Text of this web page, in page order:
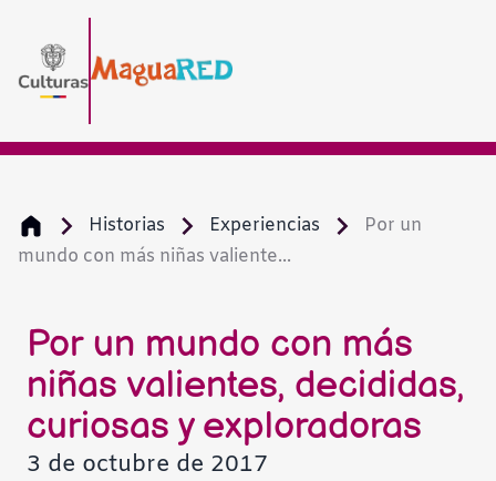
Historias Experiencias
Por un
mundo con más niñas valiente...
Por un mundo con más
niñas valientes, decididas,
curiosas y exploradoras
3 de octubre de 2017